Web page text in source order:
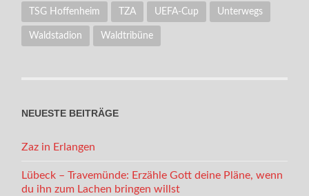
TSG Hoffenheim TZA UEFA-Cup Unterwegs
Waldstadion Waldtribüne
NEUESTE BEITRÄGE
Zaz in Erlangen
Lübeck – Travemünde: Erzähle Gott deine Pläne, wenn
du ihn zum Lachen bringen willst